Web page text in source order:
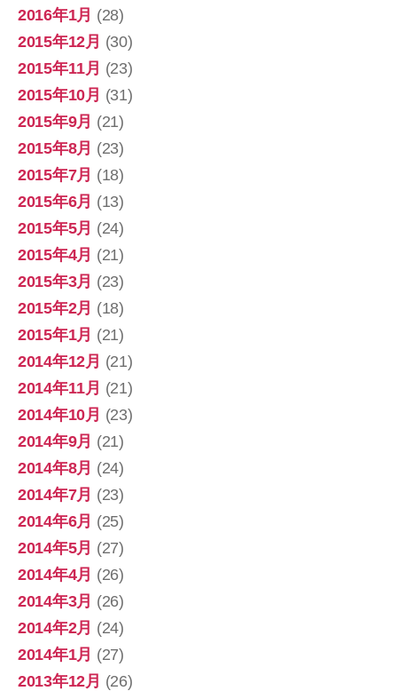
2016年1月 (28)
2015年12月 (30)
2015年11月 (23)
2015年10月 (31)
2015年9月 (21)
2015年8月 (23)
2015年7月 (18)
2015年6月 (13)
2015年5月 (24)
2015年4月 (21)
2015年3月 (23)
2015年2月 (18)
2015年1月 (21)
2014年12月 (21)
2014年11月 (21)
2014年10月 (23)
2014年9月 (21)
2014年8月 (24)
2014年7月 (23)
2014年6月 (25)
2014年5月 (27)
2014年4月 (26)
2014年3月 (26)
2014年2月 (24)
2014年1月 (27)
2013年12月 (26)